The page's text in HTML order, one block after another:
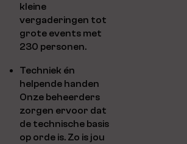
kleine
vergaderingen tot
grote events met
230 personen.
Techniek én
helpende handen
Onze beheerders
zorgen ervoor dat
de technische basis
op orde is. Zo is jou